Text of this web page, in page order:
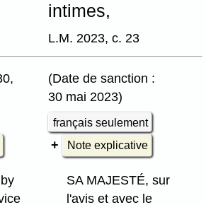
intimes,
L.M. 2023, c. 23
(Date de sanction :
30 mai 2023)
français seulement
Note explicative
SA MAJESTÉ, sur
l'avis et avec le